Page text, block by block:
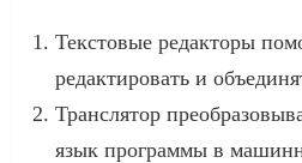
Текстовые редакторы
редактировать и
Транслятор
язык программы в